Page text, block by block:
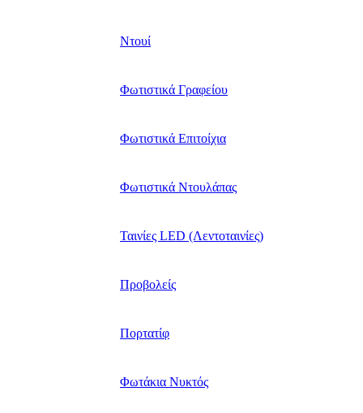
Ντουί
Φωτιστικά Γραφείου
Φωτιστικά Επιτοίχια
Φωτιστικά Ντουλάπας
Ταινίες LED (Λεντοταινίες)
Προβολείς
Πορτατίφ
Φωτάκια Νυκτός